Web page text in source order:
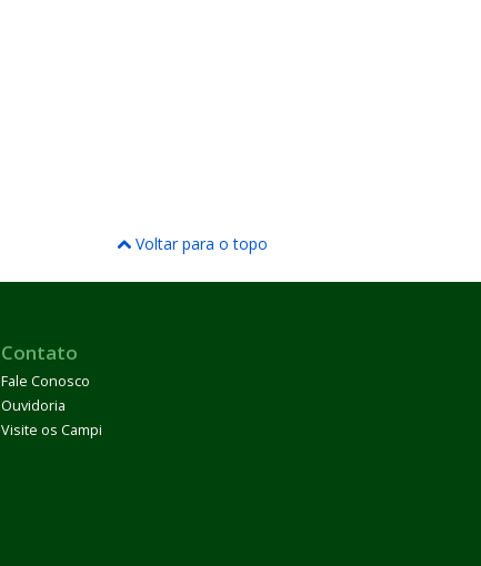
Voltar para o topo
Contato
Fale Conosco
Ouvidoria
Visite os Campi